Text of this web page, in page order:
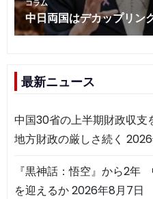
最新ニュース
中国30省の上半期財政収
地方財政の厳しさ続く
『黒神話：悟空』から2
を迎えるか2026年8月7日